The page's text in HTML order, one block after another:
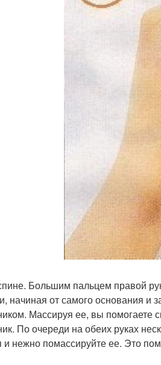
Большим пальцем правой
начиная от самого основания и
Массируя ее, вы
По очереди на обеих руках
и нежно помассируйте ее. Это